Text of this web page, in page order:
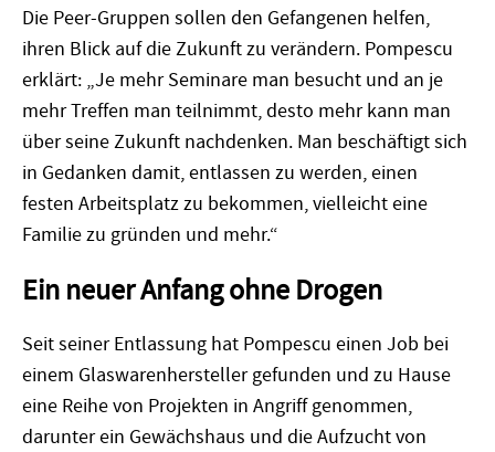
Die Peer-Gruppen sollen den Gefangenen helfen,
ihren Blick auf die Zukunft zu verändern. Pompescu
erklärt: „Je mehr Seminare man besucht und an je
mehr Treffen man teilnimmt, desto mehr kann man
über seine Zukunft nachdenken. Man beschäftigt sich
in Gedanken damit, entlassen zu werden, einen
festen Arbeitsplatz zu bekommen, vielleicht eine
Familie zu gründen und mehr.“
Ein neuer Anfang ohne Drogen
Seit seiner Entlassung hat Pompescu einen Job bei
einem Glaswarenhersteller gefunden und zu Hause
eine Reihe von Projekten in Angriff genommen,
darunter ein Gewächshaus und die Aufzucht von